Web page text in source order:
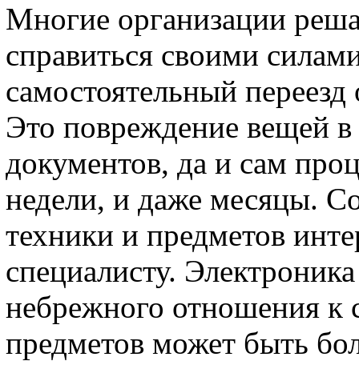
Многие организации
справиться своими
самостоятельный
Это повреждение вещей
документов, да и сам
недели, и даже месяцы.
техники и предметов
специалисту.
небрежного отношения к
предметов может быть